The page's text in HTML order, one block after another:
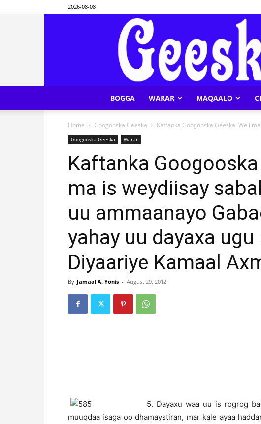
2026-08-08
BOGGA WARAR MAQAALO
Home Googooska Geeska Kaftanka Googooska Geeska: Weli
Googooska Geeska Warar
Kaftanka
ma is weydiisay
uu ammaanayo
yahay uu dayaxa
Diyaariye Kamaal
By Jamaal A. Yonis - August 29, 2012
5. Dayaxu waa uu is rogrog
muuqdaa isaga oo dhamaystiran, mar kale ayaa